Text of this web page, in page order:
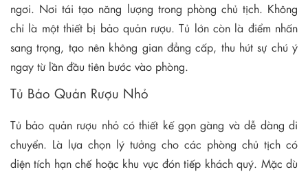
ngơi. Nơi tái tạo năng lượng trong phòng chủ tịch. Không
chỉ là một thiết bị bảo quản rượu. Tủ lớn còn là điểm nhấn
sang trọng, tạo nên không gian đẳng cấp, thu hút sự chú ý
ngay từ lần đầu tiên bước vào phòng.
Tủ Bảo Quản Rượu Nhỏ
Tủ bảo quản rượu nhỏ có thiết kế gọn gàng và dễ dàng di
chuyển. Là lựa chọn lý tưởng cho các phòng chủ tịch có
diện tích hạn chế hoặc khu vực đón tiếp khách quý. Mặc dù